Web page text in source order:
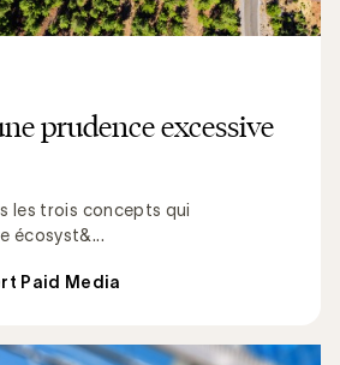
prudence excessive
les trois concepts qui
écosyst&...
Paid Media